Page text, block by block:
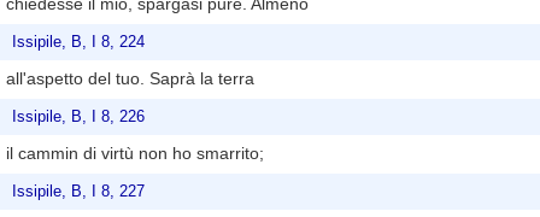
chiedesse il mio, spargasi pure. Almeno
Issipile, B, I 8, 224
all'aspetto del tuo. Saprà la terra
Issipile, B, I 8, 226
il cammin di virtù non ho smarrito;
Issipile, B, I 8, 227